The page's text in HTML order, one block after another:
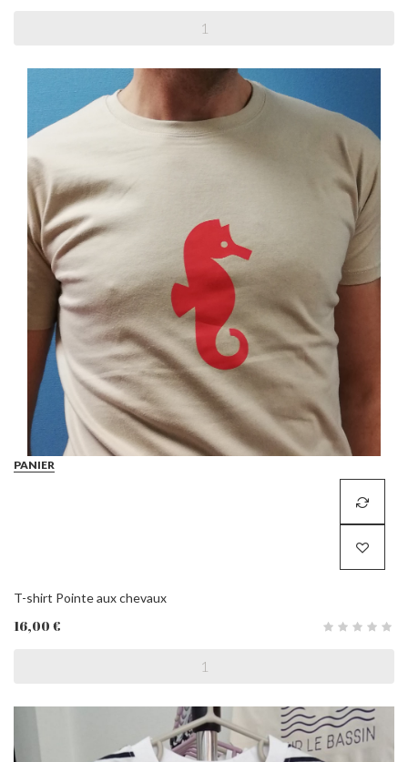
PANIER
T-shirt Pointe aux chevaux
16,00 €